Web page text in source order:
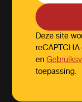
Deze site
en
toepassing.